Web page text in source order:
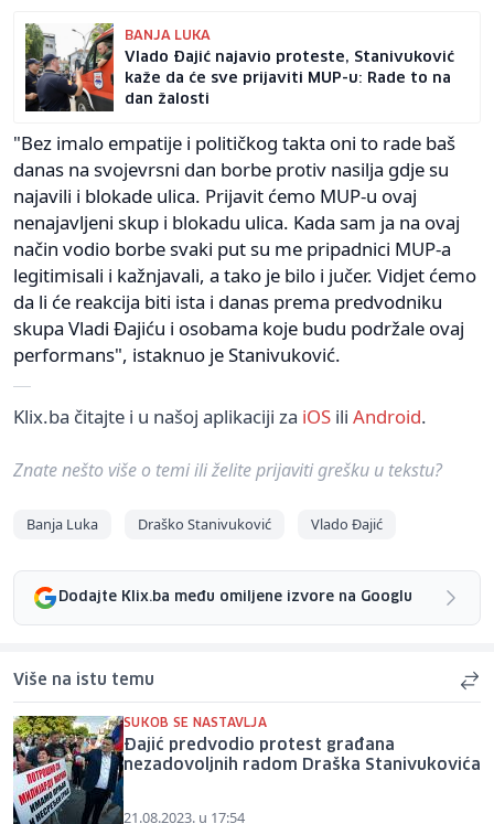
BANJA LUKA
Vlado Đajić najavio proteste, Stanivuković
kaže da će sve prijaviti MUP-u: Rade to na
dan žalosti
"Bez imalo empatije i političkog takta oni to rade baš
danas na svojevrsni dan borbe protiv nasilja gdje su
najavili i blokade ulica. Prijavit ćemo MUP-u ovaj
nenajavljeni skup i blokadu ulica. Kada sam ja na ovaj
način vodio borbe svaki put su me pripadnici MUP-a
legitimisali i kažnjavali, a tako je bilo i jučer. Vidjet ćemo
da li će reakcija biti ista i danas prema predvodniku
skupa Vladi Đajiću i osobama koje budu podržale ovaj
performans", istaknuo je Stanivuković.
Klix.ba čitajte i u našoj aplikaciji za iOS ili Android.
Znate nešto više o temi ili želite prijaviti grešku u tekstu?
Banja Luka Draško Stanivuković Vlado Đajić
Dodajte Klix.ba među omiljene izvore na Googlu
Više na istu temu
SUKOB SE NASTAVLJA
Đajić predvodio protest građana
nezadovoljnih radom Draška Stanivukovića
21.08.2023. u 17:54